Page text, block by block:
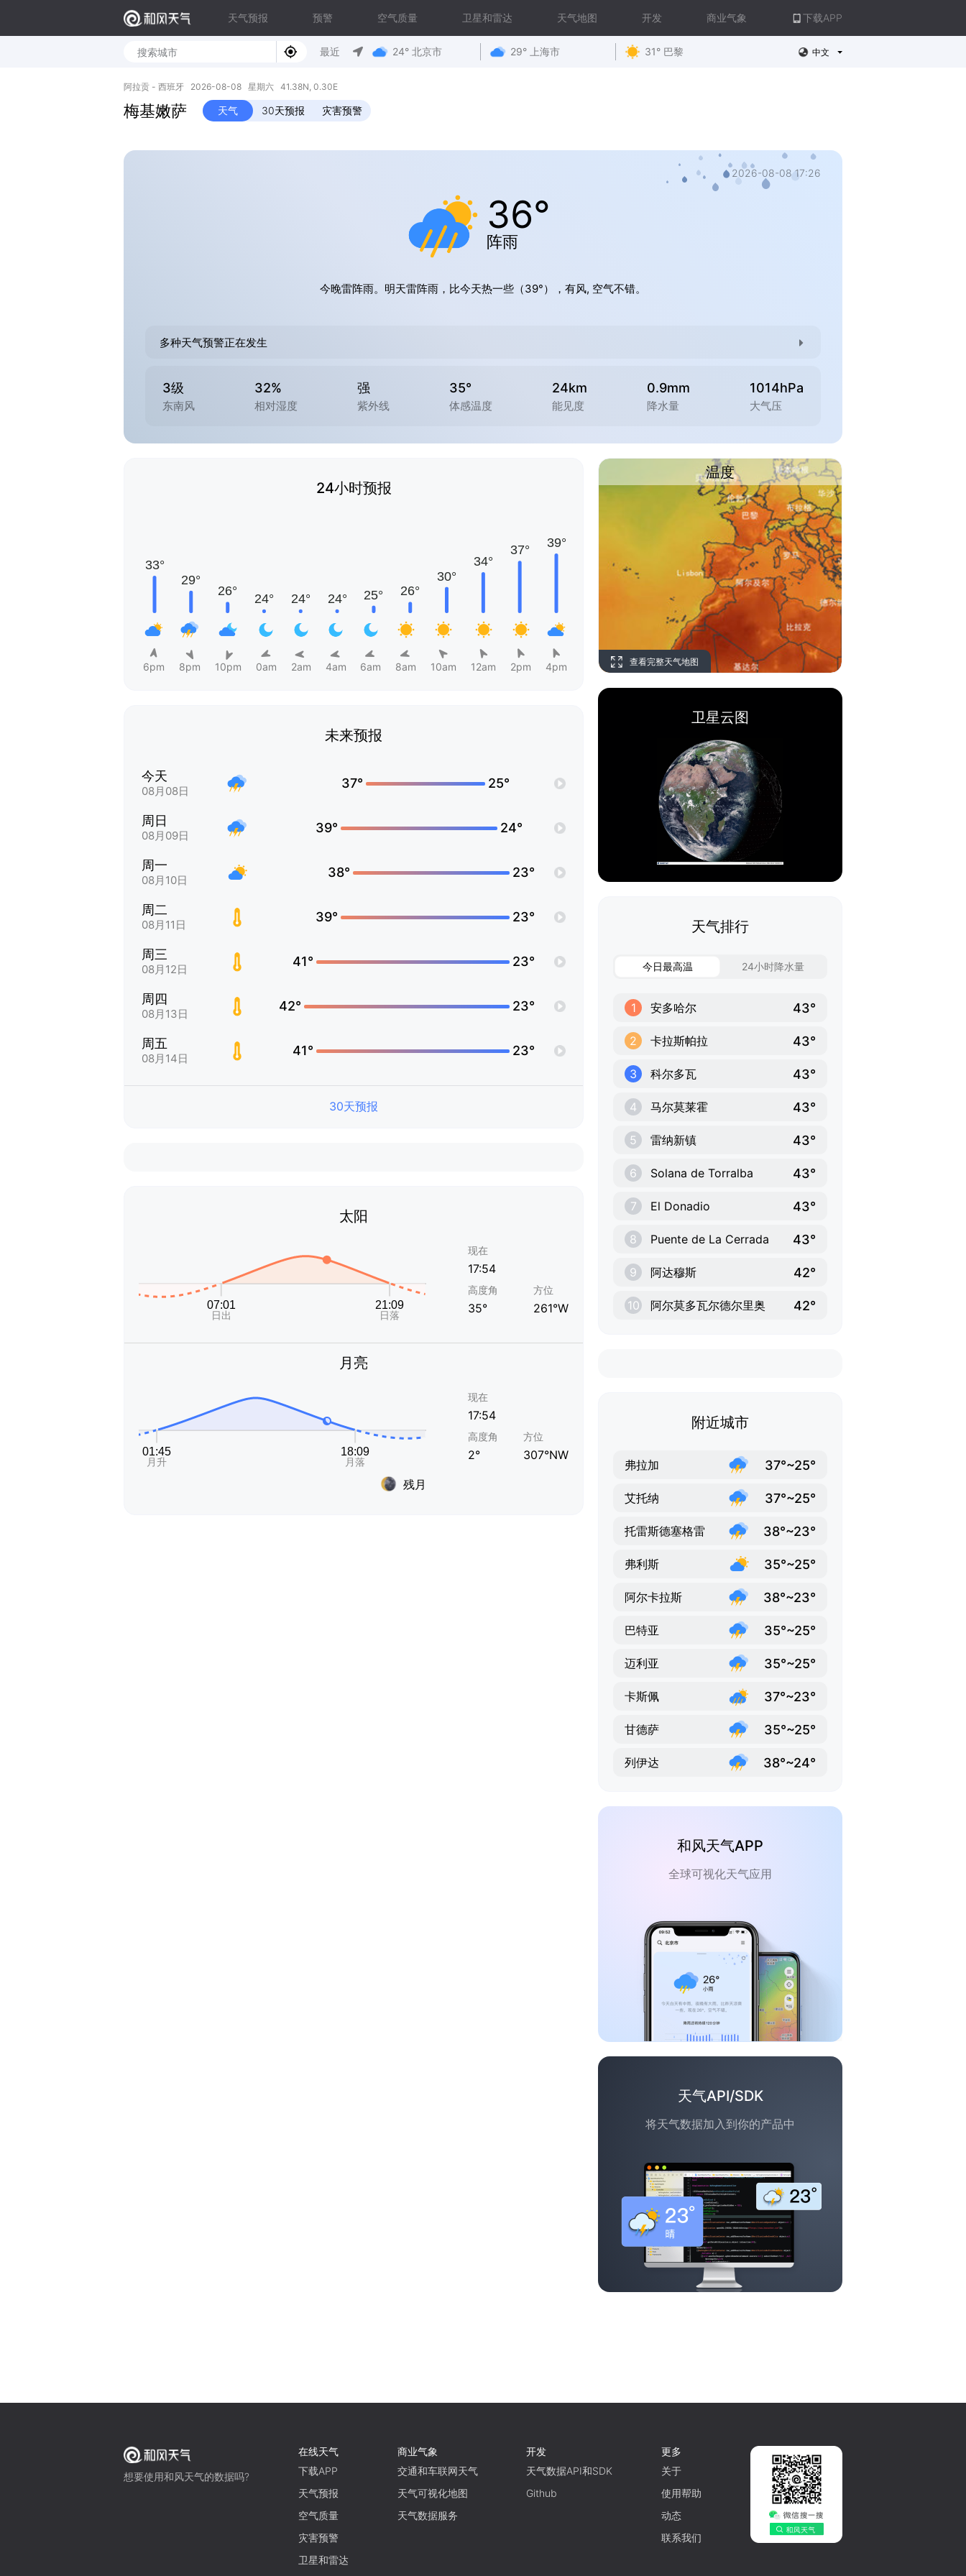
天气预报 预警 空气质量 卫星和雷达 天气地图 开发 商业气象 下载APP
最近 24° 北京市 29° 上海市 31° 巴黎 中文
阿拉贡 - 西班牙 2026-08-08 星期六 41.38N, 0.30E
梅基嫩萨 天气 30天预报 灾害预警
2026-08-08 17:26
36°
阵雨
今晚雷阵雨。明天雷阵雨，比今天热一些（39°），有风, 空气不错。
多种天气预警正在发生
3级
东南风
32%
相对湿度
强
紫外线
35°
体感温度
24km
能见度
0.9mm
降水量
1014hPa
大气压
24小时预报
6pm 8pm 10pm 0am 2am 4am 6am 8am 10am 12am 2pm 4pm
未来预报
今天
08月08日
37° 25°
周日
08月09日
39° 24°
周一
08月10日
38° 23°
周二
08月11日
39° 23°
周三
08月12日
41° 23°
周四
08月13日
42° 23°
周五
08月14日
41° 23°
30天预报
太阳
现在
17:54
高度角
35°
方位
261°W
月亮
残月
现在
17:54
高度角
2°
方位
307°NW
温度
查看完整天气地图
卫星云图
天气排行
今日最高温 24小时降水量
1 安多哈尔 43°
2 卡拉斯帕拉 43°
3 科尔多瓦 43°
4 马尔莫莱霍 43°
5 雷纳新镇 43°
6 Solana de Torralba 43°
7 El Donadio 43°
8 Puente de La Cerrada 43°
9 阿达穆斯 42°
10 阿尔莫多瓦尔德尔里奥 42°
附近城市
弗拉加 37°~25°
艾托纳 37°~25°
托雷斯德塞格雷 38°~23°
弗利斯 35°~25°
阿尔卡拉斯 38°~23°
巴特亚 35°~25°
迈利亚 35°~25°
卡斯佩 37°~23°
甘德萨 35°~25°
列伊达 38°~24°
和风天气APP
全球可视化天气应用
天气API/SDK
将天气数据加入到你的产品中
想要使用和风天气的数据吗?
在线天气
下载APP
天气预报
空气质量
灾害预警
卫星和雷达
商业气象
交通和车联网天气
天气可视化地图
天气数据服务
开发
天气数据API和SDK
Github
更多
关于
使用帮助
动态
联系我们